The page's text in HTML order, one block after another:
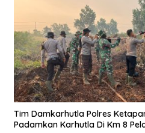
Tim Damkarhutla Polres
Padamkan Karhutla Di Km 8